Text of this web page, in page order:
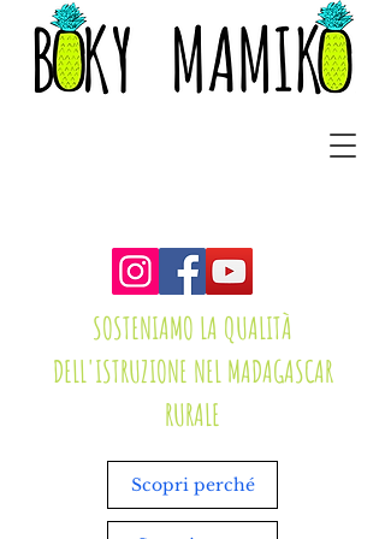
SOSTENIAMO LA QUALITÀ
DELL'ISTRUZIONE NEL MADAGASCAR
RURALE
Scopri perché